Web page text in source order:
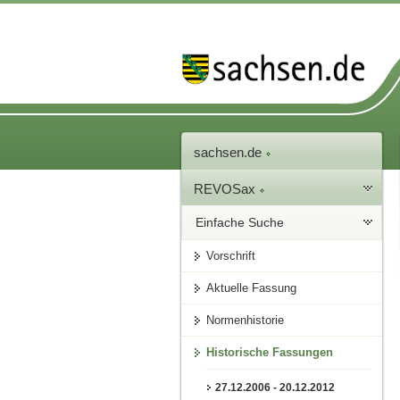
sachsen.de
REVOSax
Einfache Suche
Vorschrift
Aktuelle Fassung
Normenhistorie
Historische Fassungen
27.12.2006 - 20.12.2012